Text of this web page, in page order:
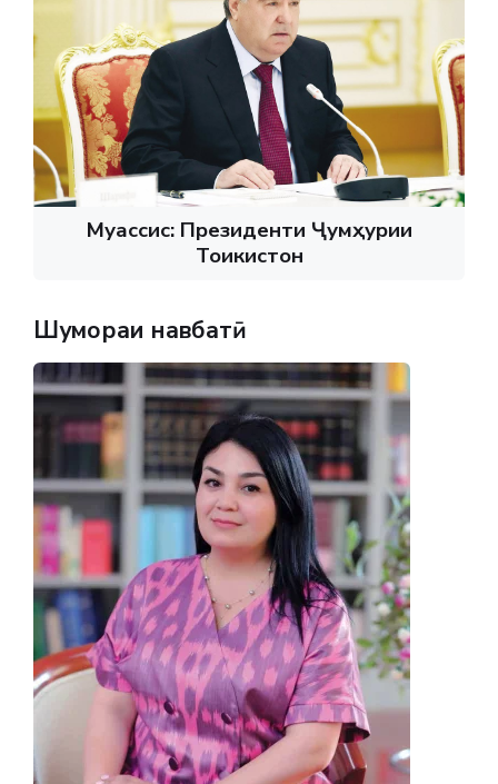
Муассис: Президенти Ҷумҳурии
Тоҷикистон
Шумораи навбатӣ